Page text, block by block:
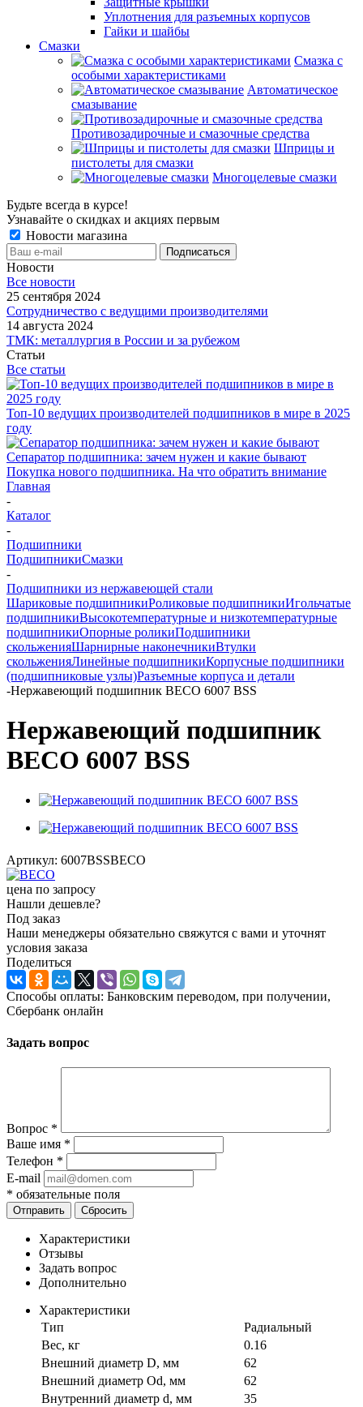
Уплотнения для разъемных корпусов
Гайки и шайбы
Смазки
Смазка с
особыми характеристиками
Автоматическое
смазывание
Противозадирочные и смазочные средства
Шприцы и
пистолеты для смазки
Многоцелевые смазки
Будьте всегда в курсе!
Узнавайте о скидках и акциях первым
Новости магазина
Новости
Все новости
25 сентября 2024
Сотрудничество с ведущими производителями
14 августа 2024
ТМК: металлургия в России и за рубежом
Статьи
Все статьи
Топ-10 ведущих производителей подшипников в мире в 2025
году
Сепаратор подшипника: зачем нужен и какие бывают
Покупка нового подшипника. На что обратить внимание
Главная
-
Каталог
-
Подшипники
ПодшипникиСмазки
-
Подшипники из нержавеющей стали
Шариковые подшипникиРоликовые подшипникиИгольчатые
подшипникиВысокотемпературные и низкотемпературные
подшипникиОпорные роликиПодшипники
скольженияШарнирные наконечникиВтулки
скольженияЛинейные подшипникиКорпусные подшипники
(подшипниковые узлы)Разъемные корпуса и детали
-Нержавеющий подшипник BECO 6007 BSS
Нержавеющий подшипник
BECO 6007 BSS
Артикул: 6007BSSBECO
цена по запросу
Нашли дешевле?
Под заказ
Наши менеджеры обязательно свяжутся с вами и уточнят
условия заказа
Поделиться
Способы оплаты: Банковским переводом, при получении,
Сбербанк онлайн
Задать вопрос
Вопрос *
Ваше имя *
Телефон *
E-mail
* обязательные поля
Отправить Сбросить
Характеристики
Отзывы
Задать вопрос
Дополнительно
Характеристики
Тип
Радиальный
Вес, кг
0.16
Внешний диаметр D, мм
62
Внешний диаметр Od, мм
62
Внутренний диаметр d, мм
35